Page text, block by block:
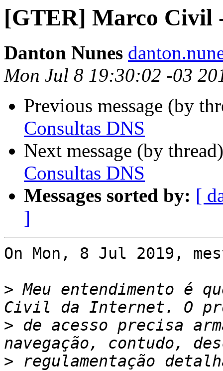
[GTER] Marco Civil
Danton Nunes
Mon Jul 8 19:30:02 -03
Previous message (by
Consultas DNS
Next message (by
Consultas DNS
Messages sorted by: [
]
On Mon, 8 Jul 2019,
> Meu entendimento é
> de acesso precisa
> regulamentação